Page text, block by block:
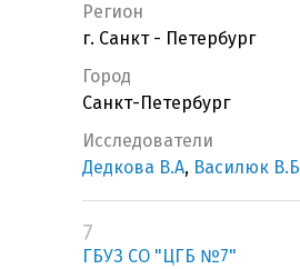
Регион
г. Санкт - Петербург
Город
Санкт-Петербург
Исследователи
Дедкова В.А, Василюк В.Б
7
ГБУЗ СО "ЦГБ №7"